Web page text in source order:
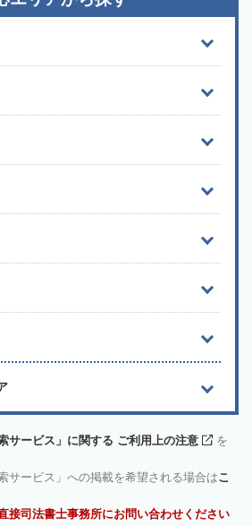
サービス」に関する ご利用上の注意
を
サービス」への掲載を希望される場合はこ
接司法書士事務所にお問い合わせください